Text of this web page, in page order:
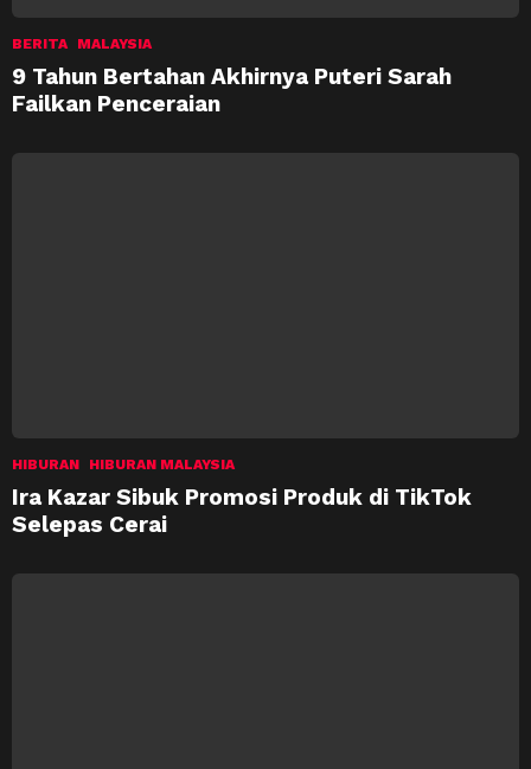
BERITA MALAYSIA
9 Tahun Bertahan Akhirnya Puteri Sarah
Failkan Penceraian
HIBURAN HIBURAN MALAYSIA
Ira Kazar Sibuk Promosi Produk di TikTok
Selepas Cerai